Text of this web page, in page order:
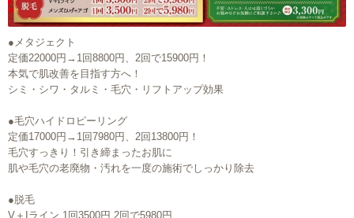
●メタジェクト
定価22000円→1回8800円、2回で15900円！
本気で肌改善を目指す方へ！
シミ・シワ・タルミ・毛穴・リフトアップ効果
●毛穴ハイドロピーリング
定価17000円→1回7980円、2回13800円！
毛穴すっきり！引き締まったお肌に
肌や毛穴の老廃物・汚れを一度の施術でしっかり除去
●脱毛
V＋Iライン 1回3500円 2回で5980円